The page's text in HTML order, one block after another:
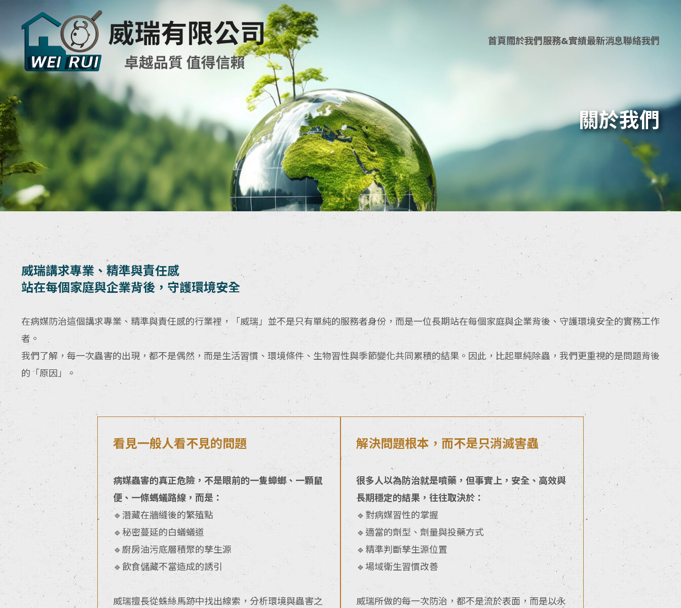
首頁關於我們服務&實績最新消息聯絡我們
關於我們
威瑞講求專業、精準與責任感
站在每個家庭與企業背後，守護環境安全
在病媒防治這個講求專業、精準與責任感的行業裡，「威瑞」並不是只有單純的服務者身份，而是一位長期站在每個家庭與企業背後、守護環境安全的實務工作
者。
我們了解，每一次蟲害的出現，都不是偶然，而是生活習慣、環境條件、生物習性與季節變化共同累積的結果。因此，比起單純除蟲，我們更重視的是問題背後
的「原因」。
看見一般人看不見的問題
病媒蟲害的真正危險，不是眼前的一隻蟑螂、一顆鼠
便、一條螞蟻路線，而是：
🔹潛藏在牆縫後的繁殖點
🔹秘密蔓延的白蟻蟻道
🔹廚房油污底層積聚的孳生源
🔹飲食儲藏不當造成的誘引
威瑞擅長從蛛絲馬跡中找出線索，分析環境與蟲害之
解決問題根本，而不是只消滅害蟲
很多人以為防治就是噴藥，但事實上，安全、高效與
長期穩定的結果，往往取決於：
🔹對病媒習性的掌握
🔹適當的劑型、劑量與投藥方式
🔹精準判斷孳生源位置
🔹場域衛生習慣改善
威瑞所做的每一次防治，都不是流於表面，而是以永